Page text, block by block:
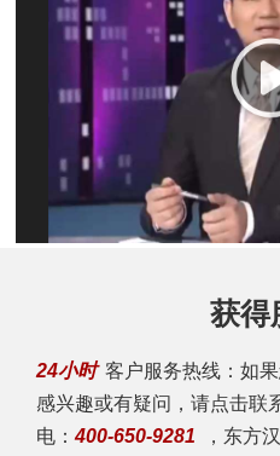
获得
24小时 客户服务热线：如
感兴趣或有疑问，请点击联
电：400-650-9281
，东方